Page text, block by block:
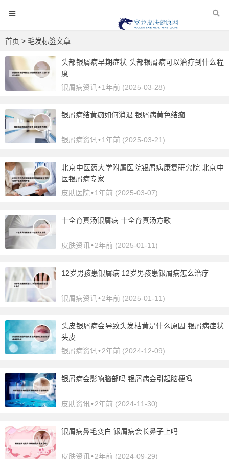
首页 > 毛发标签文章
头部银屑病早期症状 头部银屑病可以治疗到什么程
度
银屑病资讯 •1年前 (2025-03-28)
银屑病结黄痂如何消退 银屑病黄色结痂
银屑病资讯 •1年前 (2025-03-21)
北京中医药大学附属医院银屑病康复研究院 北京中
医银屑病专家
皮肤医院•1年前 (2025-03-07)
十全育真汤银屑病 十全育真汤方歌
皮肤资讯 •2年前 (2025-01-11)
12岁男孩患银屑病 12岁男孩患银屑病怎么治疗
银屑病资讯 •2年前 (2025-01-11)
头皮银屑病会导致头发枯黄是什么原因 银屑病症状
头皮
银屑病资讯 •2年前 (2024-12-09)
银屑病会影响脑部吗 银屑病会引起脑梗吗
皮肤资讯 •2年前 (2024-11-30)
银屑病鼻毛变白 银屑病会长鼻子上吗
皮肤资讯 •2年前 (2024-09-29)